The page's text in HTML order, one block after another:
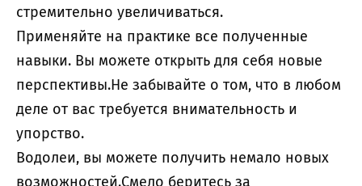
стремительно увеличиваться.
Применяйте на практике все полученные
навыки. Вы можете открыть для себя новые
перспективы.Не забывайте о том, что в любом
деле от вас требуется внимательность и
упорство.
Водолеи, вы можете получить немало новых
возможностей.Смело беритесь за